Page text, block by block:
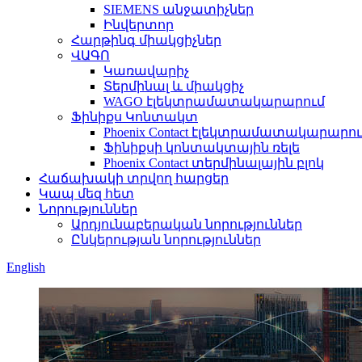
SIEMENS անջատիչներ
Ինվերտոր
Հարթինգ միակցիչներ
ՎԱԳՈ
Կառավարիչ
Տերմինալ և միակցիչ
WAGO էլեկտրամատակարարում
Ֆինիքս Կոնտակտ
Phoenix Contact
Ֆինիքսի կոնտակտային ռելե
Phoenix Contact տերմինալային բլոկ
Հաճախակի տրվող հարցեր
Կապ մեզ հետ
Նորություններ
Արդյունաբերական նորություններ
Ընկերության նորություններ
English